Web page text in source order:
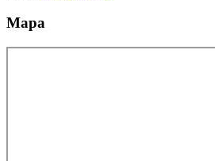
Mapa